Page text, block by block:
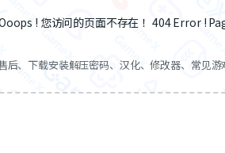
! 您访问的页面不存在 ！404 Error !
后、下载安装解压密码、汉化、修改器、常见